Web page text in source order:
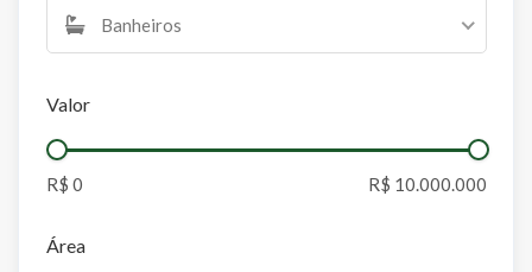
Banheiros
Valor
Área